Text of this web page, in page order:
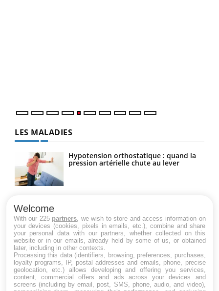
LES MALADIES
Hypotension orthostatique : quand la
pression artérielle chute au lever
Maladie de Charcot (Sclérose latérale
amyotrophique)
Welcome
With our 225 partners , we wish to store and access information on
your devices (cookies, pixels in emails, etc.), combine and share
your personal data with our partners, whether collected on this
website or in our emails, already held by some of us, or obtained
later, including in other contexts.
Processing this data (identifiers, browsing, preferences, purchases,
loyalty programs, IP, postal addresses and emails, phone, precise
geolocation, etc.) allows developing and offering you services,
content, commercial offers and ads across your devices and
screens (including by email, post, SMS, phone, audio, and video),